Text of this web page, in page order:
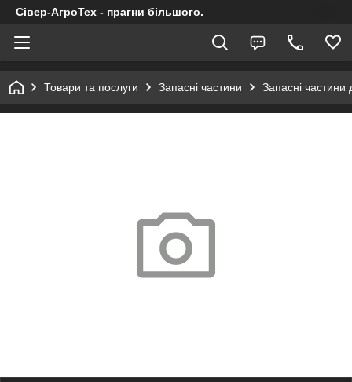
Сівер-АгроТех - прагни більшого.
Товари та послуги Запасні частини Запасні частини